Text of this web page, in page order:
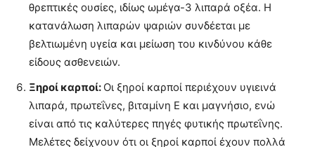
θρεπτικές ουσίες, ιδίως ωμέγα-3 λιπαρά οξέα. Η
κατανάλωση λιπαρών ψαριών συνδέεται με
βελτιωμένη υγεία και μείωση του κινδύνου κάθε
είδους ασθενειών.
Ξηροί καρποί: Οι ξηροί καρποί περιέχουν υγιεινά
λιπαρά, πρωτεΐνες, βιταμίνη Ε και μαγνήσιο, ενώ
είναι από τις καλύτερες πηγές φυτικής πρωτεΐνης.
Μελέτες δείχνουν ότι οι ξηροί καρποί έχουν πολλά